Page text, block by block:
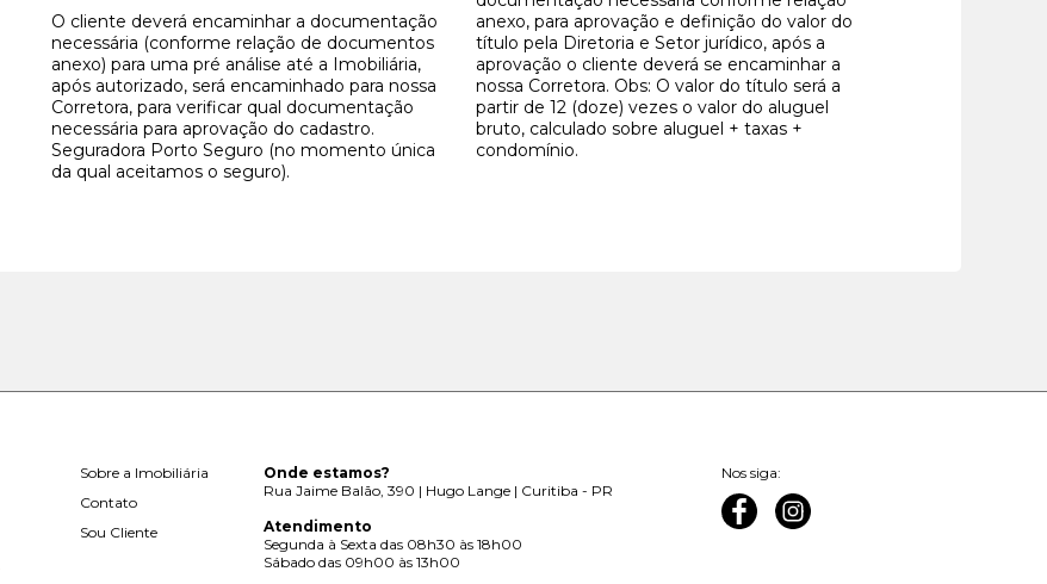
O cliente deverá encaminhar a documentação
necessária (conforme relação de documentos
anexo) para uma pré análise até a Imobiliária,
após autorizado, será encaminhado para nossa
Corretora, para verificar qual documentação
necessária para aprovação do cadastro.
Seguradora Porto Seguro (no momento única
da qual aceitamos o seguro).
anexo, para aprovação e definição do valor do
título pela Diretoria e Setor jurídico, após a
aprovação o cliente deverá se encaminhar a
nossa Corretora. Obs: O valor do título será a
partir de 12 (doze) vezes o valor do aluguel
bruto, calculado sobre aluguel + taxas +
condomínio.
Sobre a Imobiliária
Contato
Sou Cliente
Onde estamos?
Rua Jaime Balão, 390 | Hugo Lange | Curitiba - PR
Atendimento
Segunda à Sexta das 08h30 às 18h00
Sábado das 09h00 às 13h00
Nos siga: